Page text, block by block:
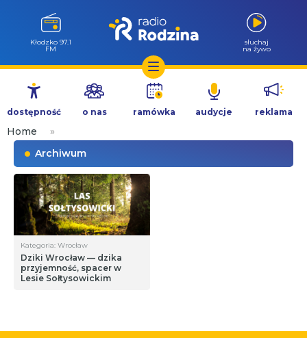
Przejdź
treści
Wołów 99.6
FM
słuchaj
na żywo
dostępność o nas ramówka audycje reklama
Home
»
Archiwum
Kategoria: Wrocław
Dziki Wrocław — dzika
przyjemność, spacer w
Lesie Sołtysowickim